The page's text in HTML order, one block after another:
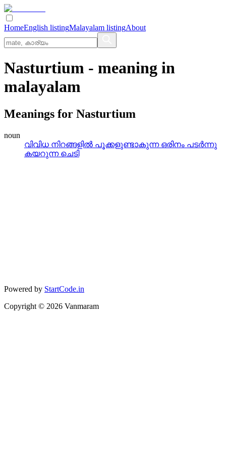
HomeEnglish listingMalayalam listingAbout
Nasturtium - meaning in
malayalam
Meanings for Nasturtium
noun
വിവിധ നിറങ്ങളില്‍ പൂക്കളുണ്ടാകുന്ന ഒരിനം പടര്‍ന്നു
കയറുന്ന ചെടി
Powered by StartCode.in
Copyright © 2026 Vanmaram